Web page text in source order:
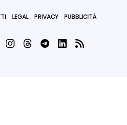
LEGAL PRIVACY PUBBLICITÀ